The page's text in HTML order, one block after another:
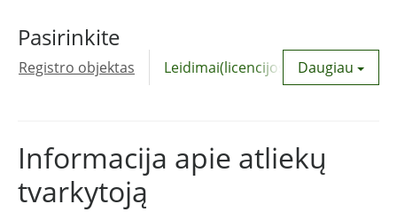
Pasirinkite
Registro objektas Leidimai(licencijos) Daugiau
Informacija apie atliekų
tvarkytoją